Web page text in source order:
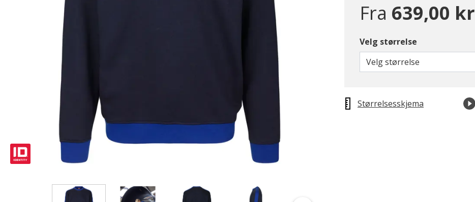
Fra 639,00 kr
Velg størrelse
Velg størrelse
Størrelsesskjema